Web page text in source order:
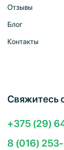
Отзывы
Блог
Контакты
Свяжитесь
+375 (29)
8 (016)